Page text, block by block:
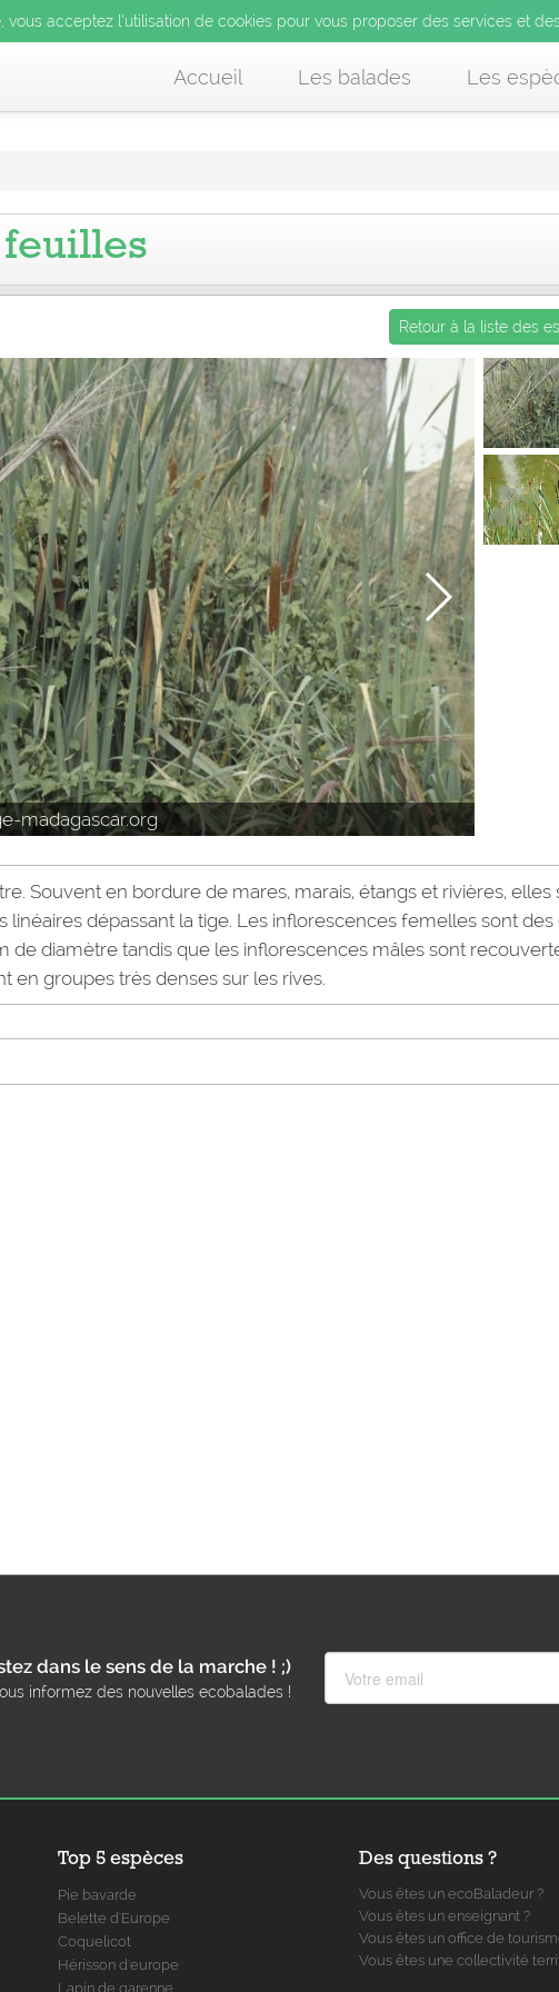
vous acceptez l’utilisation de cookies pour vous proposer des services
Accueil Les balades Les
acceptez l’utilisation de cookies pour vous proposer des services et
l’utilisation de cookies pour vous proposer des services et
Retour à la liste des
madagascar.org
Souvent en bordure de mares, marais, étangs et rivières, elles
dépassant la tige. Les inflorescences femelles sont des
de diamètre tandis que les inflorescences mâles sont
en groupes très denses sur les rives.
dans le sens de la marche ! ;)
informez des nouvelles ecobalades !
Top 5 espèces
Pie bavarde
Belette d'Europe
Coquelicot
Hérisson d'europe
Lapin de garenne
Des questions ?
Vous êtes un ecoBaladeur ?
Vous êtes un enseignant ?
Vous êtes un office de
Vous êtes une collectivité